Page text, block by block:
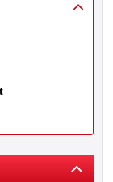
Home
Baumarkt